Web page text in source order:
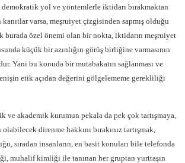
yol ve yöntemlerle iktidarı bırakmaktan
varsa, meşruiyet çizgisinden sapmış olduğu
burada özel önemi olan bir nokta, iktidarın meşruiyet
küçük bir azınlığın görüş birliğine varmasının
Yani bu konuda bir mutabakatın sağlanması ve
etik açıdan değerini gölgelememe gerekliliği
ve akademik kurumun pekala da pek çok tartışmaya,
direnme hakkını bırakınız tartışmak,
sıradan insanların, en basit konuları bile telefonda
muhalif kimliği ile tanınan her gruptan yurttaşın